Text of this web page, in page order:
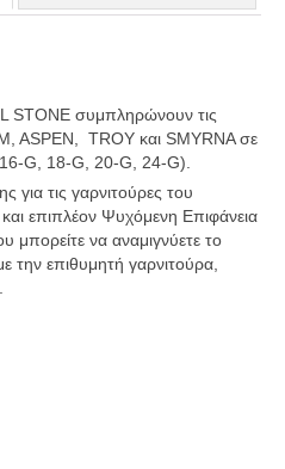
STONE συμπληρώνουν τις
ASPEN, TROY και SMYRNA σε
16-G, 18-G, 20-G, 24-G).
για τις γαρνιτούρες του
επιπλέον Ψυχόμενη Επιφάνεια
να αναμιγνύετε το
την επιθυμητή γαρνιτούρα,